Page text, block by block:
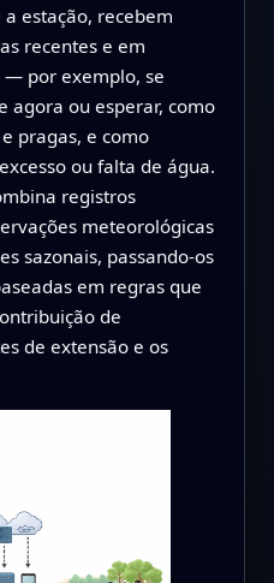
estação, recebem
recentes e em
— por exemplo, se
agora ou esperar, como
pragas, e como
ou falta de água.
registros
meteorológicas
sazonais, passando-os
em regras que
de
de extensão e os